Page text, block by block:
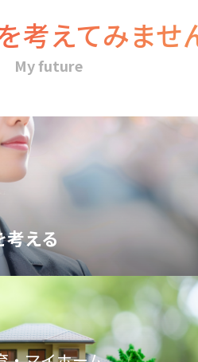
考えてみませ
My future
考える